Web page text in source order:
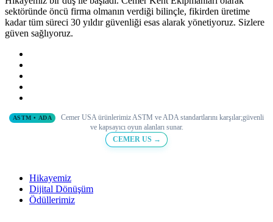
sektöründe öncü firma olmanın verdiği bilinçle, fikirden üretime
kadar tüm süreci 30 yıldır güvenliği esas alarak yönetiyoruz. Sizlere
güven sağlıyoruz.
ASTM • ADA Cemer USA ürünlerimiz ASTM ve ADA standartlarını karşılar;güvenli
ve kapsayıcı oyun alanları sunar.
CEMER US →
Hikayemiz
Dijital Dönüşüm
Ödüllerimiz